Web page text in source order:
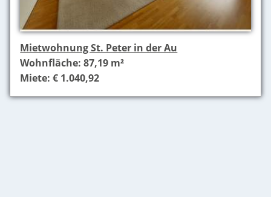
Mietwohnung St. Peter in der Au
Wohnfläche: 87,19 m²
Miete: € 1.040,92